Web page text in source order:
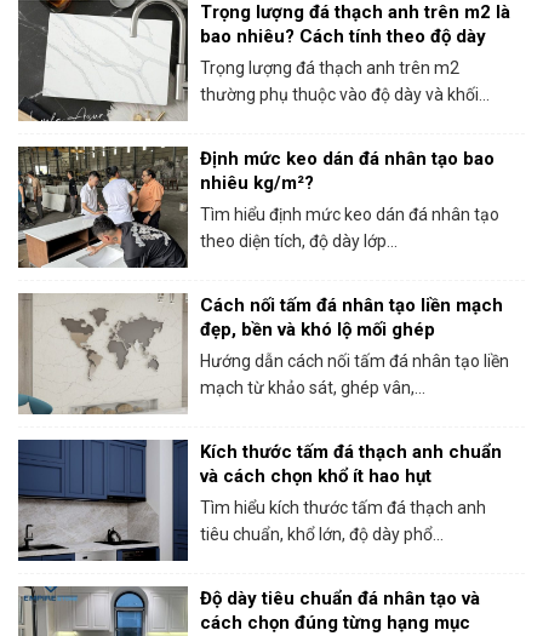
Trọng lượng đá thạch anh trên m2 là
bao nhiêu? Cách tính theo độ dày
Trọng lượng đá thạch anh trên m2
thường phụ thuộc vào độ dày và khối...
Định mức keo dán đá nhân tạo bao
nhiêu kg/m²?
Tìm hiểu định mức keo dán đá nhân tạo
theo diện tích, độ dày lớp...
Cách nối tấm đá nhân tạo liền mạch
đẹp, bền và khó lộ mối ghép
Hướng dẫn cách nối tấm đá nhân tạo liền
mạch từ khảo sát, ghép vân,...
Kích thước tấm đá thạch anh chuẩn
và cách chọn khổ ít hao hụt
Tìm hiểu kích thước tấm đá thạch anh
tiêu chuẩn, khổ lớn, độ dày phổ...
Độ dày tiêu chuẩn đá nhân tạo và
cách chọn đúng từng hạng mục